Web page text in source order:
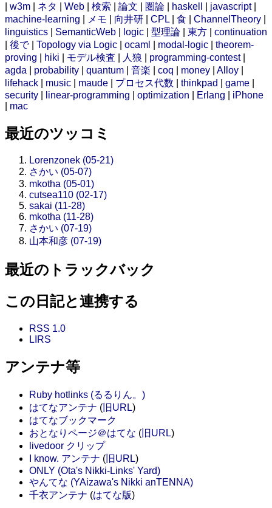
w3m ネタ Web 検索 論文 圏論 haskell javascript|
machine-learning
メモ 向井研 CPL 食 ChannelTheory
linguistics
SemanticWeb logic 型理論 東方
continuation
後で| Topology via Logic ocaml modal-logic
theorem-
proving
hiki モデル検査 人狼 programming-contest|
agda
probability quantum 音楽 coq money Alloy
lifehack
music maude プロセス代数 thinkpad game
security
linear-programming optimization Erlang
iPhone
mac
最近のツッコミ
Lorenzonek (05-21)
さかい (05-07)
mkotha (05-01)
cutsea110 (02-17)
sakai (11-28)
mkotha (11-28)
さかい (07-19)
山本和彦 (07-19)
最近のトラックバック
この日記と連携する
RSS 1.0
LIRS
アンテナ等
Ruby hotlinks (るるりん。)
はてなアンテナ ( 旧URL)
はてなブックマーク
おとなりページ＠はてな ( 旧URL)
livedoor クリップ
I know. アンテナ ( 旧URL)
ONLY (Ota's Nikki-Links' Yard)
やんてな (YAizawa's Nikki anTENNA)
千衣アンテナ (はてな版)